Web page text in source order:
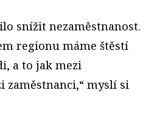
snížit nezaměstnanost.
regionu máme štěstí
a to jak mezi
zaměstnanci,“ myslí si